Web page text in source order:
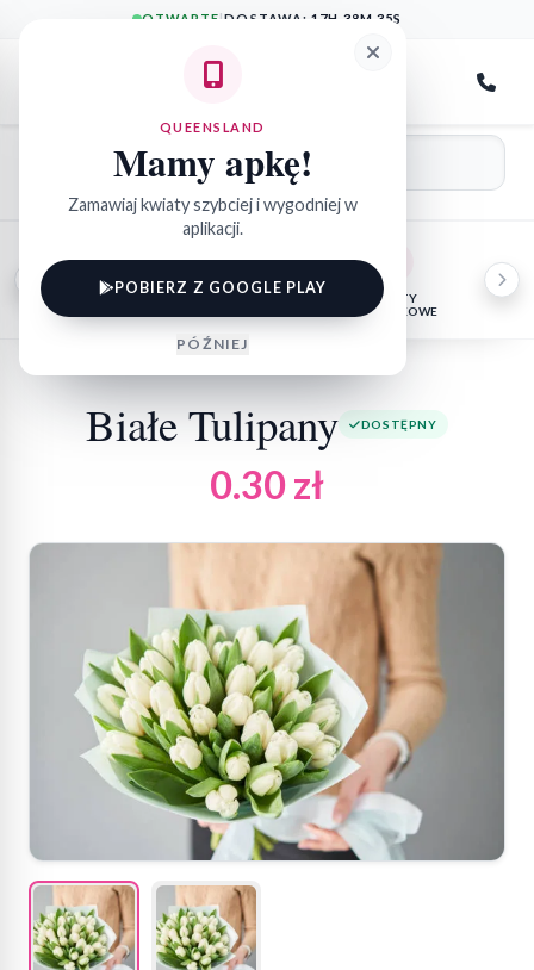
OTWARTE|DOSTAWA:17H 38M 35S
QueensLand
NA SZCZEGÓLNE
FLORYSTYKA
KWIATY
DONICZKOWE
Białe Tulipany DOSTĘPNY
0.30zł
QUEENSLAND
Mamy apkę!
Zamawiaj kwiaty szybciej i wygodniej w
aplikacji.
POBIERZ Z GOOGLE PLAY
PÓŹNIEJ